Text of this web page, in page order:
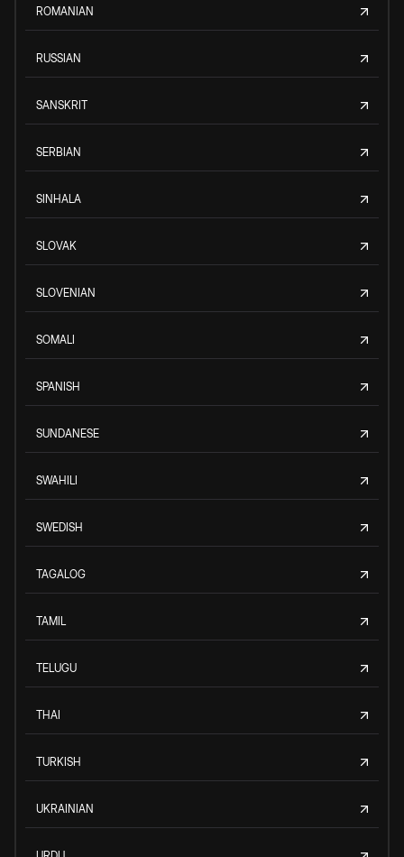
ROMANIAN
RUSSIAN
SANSKRIT
SERBIAN
SINHALA
SLOVAK
SLOVENIAN
SOMALI
SPANISH
SUNDANESE
SWAHILI
SWEDISH
TAGALOG
TAMIL
TELUGU
THAI
TURKISH
UKRAINIAN